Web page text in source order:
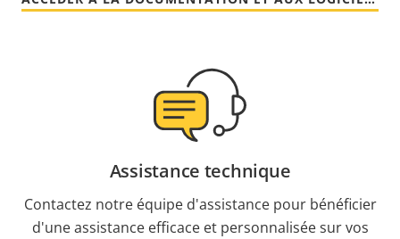
Assistance technique
Contactez notre équipe d'assistance pour bénéficier
d'une assistance efficace et personnalisée sur vos